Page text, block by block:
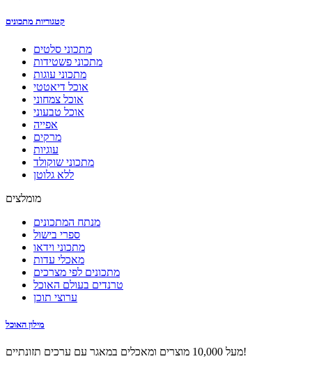
קטגוריות מתכונים
מתכוני סלטים
מתכוני פשטידות
מתכוני עוגות
אוכל דיאטטי
אוכל צמחוני
אוכל טבעוני
אפייה
מרקים
עוגיות
מתכוני שוקולד
ללא גלוטן
מומלצים
מנתח המתכונים
ספרי בישול
מתכוני וידאו
מאכלי עדות
מתכונים לפי מצרכים
טרנדים בעולם האוכל
ערוצי תוכן
מילון האוכל
מעל 10,000 מוצרים ומאכלים במאגר עם ערכים תזונתיים!